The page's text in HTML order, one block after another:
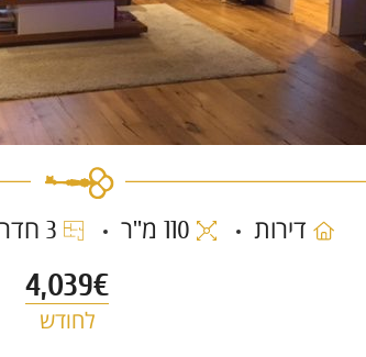
דירות
4,039€
לחודש